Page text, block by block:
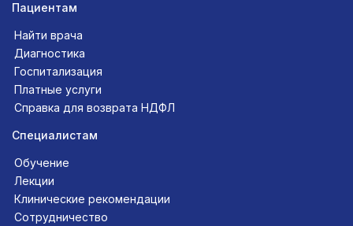
Пациентам
Найти врача
Диагностика
Госпитализация
Платные услуги
Справка для возврата НДФЛ
Специалистам
Обучение
Лекции
Клинические рекомендации
Сотрудничество